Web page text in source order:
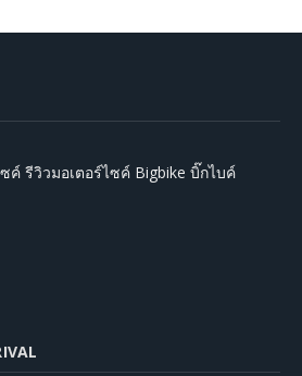
ค์ รีวิวมอเตอร์ไซค์ Bigbike บิ๊กไบค์